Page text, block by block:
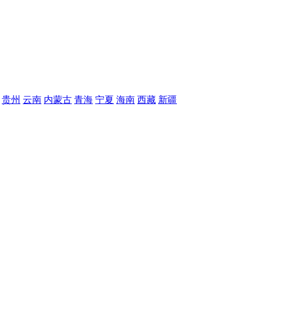
贵州 云南 内蒙古 青海 宁夏 海南 西藏 新疆